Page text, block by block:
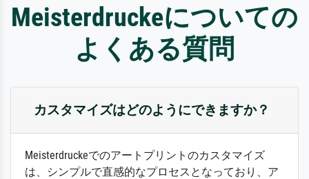
Meisterdruckeについての
よくある質問
カスタマイズはどのようにできますか？
Meisterdruckeでのアートプリントのカスタマイズ
は、シンプルで直感的なプロセスとなっており、ア